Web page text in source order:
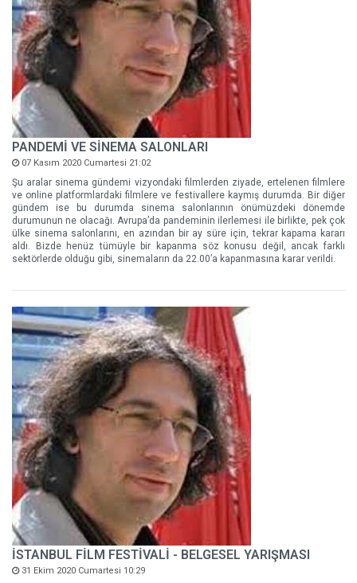
PANDEMİ VE SİNEMA SALONLARI
07 Kasım 2020 Cumartesi 21:02
Şu aralar sinema gündemi vizyondaki filmlerden ziyade, ertelenen filmlere
ve online platformlardaki filmlere ve festivallere kaymış durumda. Bir diğer
gündem ise bu durumda sinema salonlarının önümüzdeki dönemde
durumunun ne olacağı. Avrupa’da pandeminin ilerlemesi ile birlikte, pek çok
ülke sinema salonlarını, en azından bir ay süre için, tekrar kapama kararı
aldı. Bizde henüz tümüyle bir kapanma söz konusu değil, ancak farklı
sektörlerde olduğu gibi, sinemaların da 22.00’a kapanmasına karar verildi.
İSTANBUL FİLM FESTİVALİ - BELGESEL YARIŞMASI
31 Ekim 2020 Cumartesi 10:29